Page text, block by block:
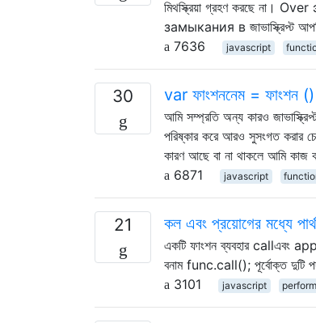
মিথস্ক্রিয়া গ্রহণ করছে না।
замыкания в জাভাস্ক্রিপ্ট
7636
javascript
30 var ফাংশননেম = ফাংশন
আমি সম্প্রতি অন্য কারও
পরিষ্কার করে আরও সুসংগত করার
কারণ আছে বা না থাকলে আমি কাজ
6871
javascript
21 কল এবং প্রয়োগের মধ্যে
একটি ফাংশন ব্যবহার
বনাম func.call(); পূর্বোক্ত দুটি
3101
javascript